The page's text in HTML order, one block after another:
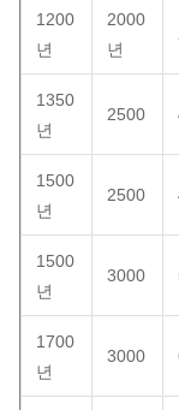
1200
년
2000
년
1350
년
2500
1500
년
2500
1500
년
3000
1700
년
3000